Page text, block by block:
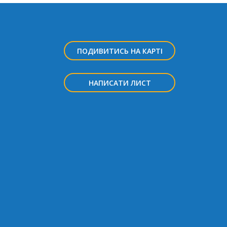
ПОДИВИТИСЬ НА КАРТІ
НАПИСАТИ ЛИСТ